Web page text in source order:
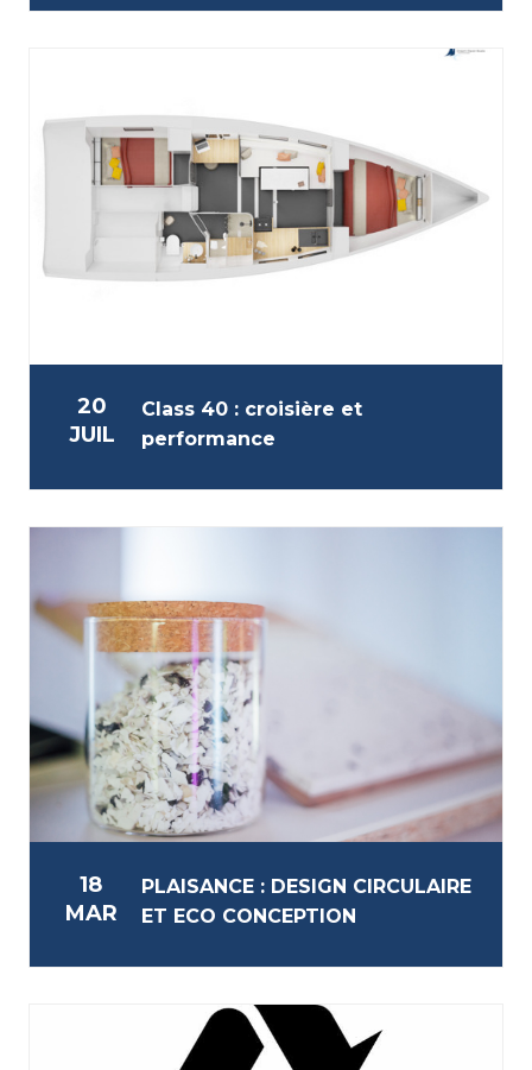
Class 40 : croisière et
performance
20
JUIL
PLAISANCE : DESIGN CIRCULAIRE
ET ECO CONCEPTION
18
MAR